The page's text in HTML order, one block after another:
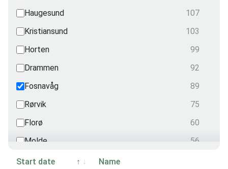
Security
0
Radiation
0
Transportation
0
Haugesund
107
Kristiansund
103
Horten
99
Drammen
92
Fosnavåg
89
Rørvik
75
Florø
60
Molde
56
Harstad
Start date Name